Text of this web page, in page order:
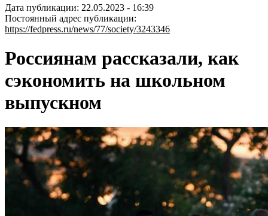
Дата публикации: 22.05.2023 - 16:39
Постоянный адрес публикации:
https://fedpress.ru/news/77/society/3243346
Россиянам рассказали, как
сэкономить на школьном
выпускном